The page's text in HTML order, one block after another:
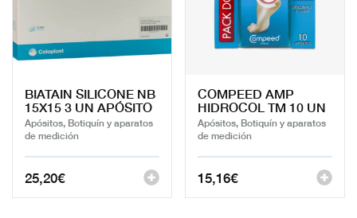
BIATAIN SILICONE NB
15X15 3 UN APÓSITO
Apósitos, Botiquín y aparatos
de medición
25,20€
COMPEED AMP
HIDROCOL TM 10 UN
Apósitos, Botiquín y aparatos
de medición
15,16€